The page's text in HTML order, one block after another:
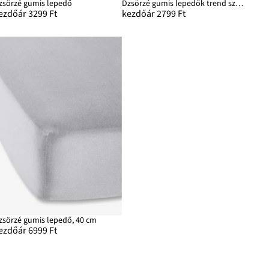
gumis lepedő
3299 Ft
Dzsörzé gumis lepedők trend színekben
kezdőár 2799 Ft
gumis lepedő, 40 cm
6999 Ft